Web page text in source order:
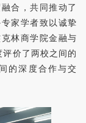
合，共同推动了
家学者致以诚挚
林商学院金融与
价了两校之间的
的深度合作与交